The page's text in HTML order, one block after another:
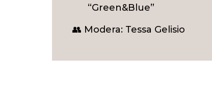
“Green&Blue”
👥 Modera: Tessa Gelisio